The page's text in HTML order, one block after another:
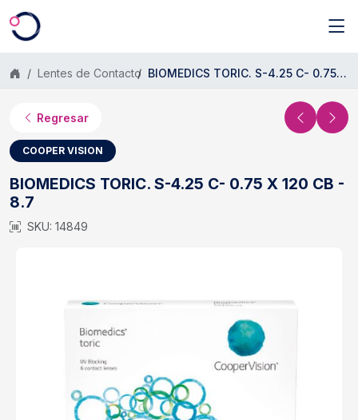
Saltar al contenido principal
Lentes de Contacto BIOMEDICS TORIC. S-4.25 C- 0.75 X 120 CB - 8.7
Regresar
COOPER VISION
BIOMEDICS TORIC. S-4.25 C- 0.75 X 120 CB -
8.7
SKU: 14849